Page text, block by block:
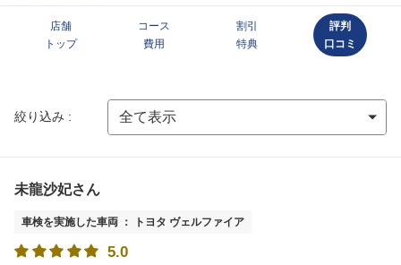
店舗
トップ
コース
費用
割引
特典
評判
口コミ
絞り込み :
未龍沙妃さん
車検を実施した車両 ： トヨタ ヴェルファイア
5.0